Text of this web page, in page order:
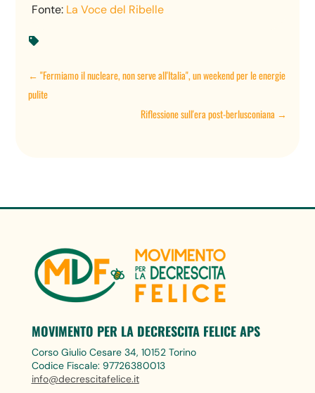
Fonte: La Voce del Ribelle

←"Fermiamo il nucleare, non serve all'Italia", un weekend per le energie
pulite
Riflessione sull'era post-berlusconiana→
MOVIMENTO PER LA DECRESCITA FELICE APS
Corso Giulio Cesare 34, 10152 Torino
Codice Fiscale: 97726380013
info@decrescitafelice.it